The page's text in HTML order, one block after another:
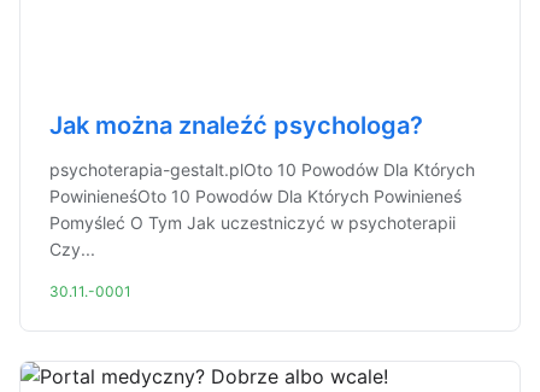
Jak można znaleźć psychologa?
psychoterapia-gestalt.plOto 10 Powodów Dla Których
PowinieneśOto 10 Powodów Dla Których Powinieneś
Pomyśleć O Tym Jak uczestniczyć w psychoterapii
Czy...
30.11.-0001